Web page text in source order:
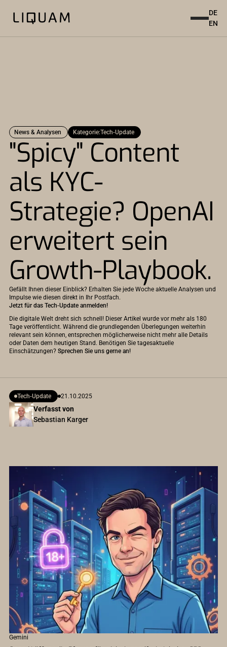
DE
EN
News & Analysen Kategorie:Tech-Update
"Spicy" Content
als KYC-
Strategie? OpenAI
erweitert sein
Growth-Playbook.
Gefällt Ihnen dieser Einblick? Erhalten Sie jede Woche aktuelle Analysen und
Impulse wie diesen direkt in Ihr Postfach.
Jetzt für das Tech-Update anmelden!
Die digitale Welt dreht sich schnell! Dieser Artikel wurde vor mehr als 180
Tage veröffentlicht. Während die grundlegenden Überlegungen weiterhin
relevant sein können, entsprechen möglicherweise nicht mehr alle Details
oder Daten dem heutigen Stand. Benötigen Sie tagesaktuelle
Einschätzungen? Sprechen Sie uns gerne an!
Verfasst von
Sebastian Karger
Tech-Update 21.10.2025
Gemini